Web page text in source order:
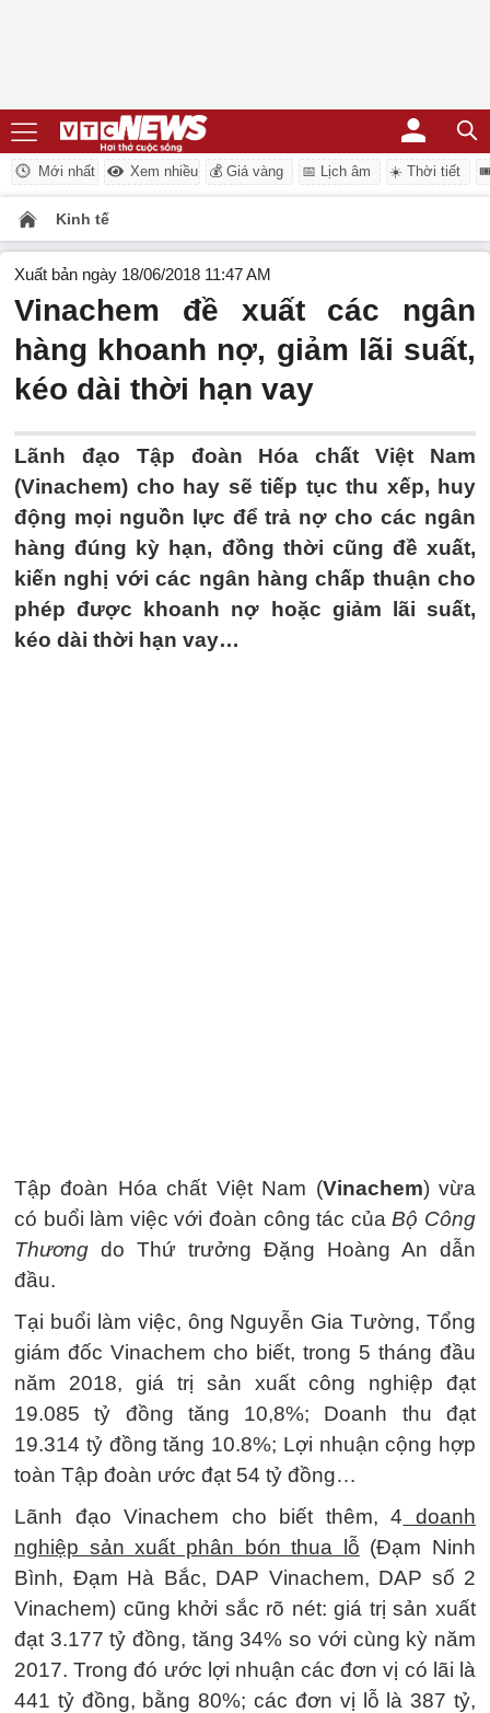
Mới nhất Xem nhiều 💰 Giá vàng 📅 Lịch âm ☀️ Thời tiết
Kinh tế
Xuất bản ngày 18/06/2018 11:47 AM
Vinachem đề xuất các ngân
hàng khoanh nợ, giảm lãi suất,
kéo dài thời hạn vay
Lãnh đạo Tập đoàn Hóa chất Việt Nam
(Vinachem) cho hay sẽ tiếp tục thu xếp, huy
động mọi nguồn lực để trả nợ cho các ngân
hàng đúng kỳ hạn, đồng thời cũng đề xuất,
kiến nghị với các ngân hàng chấp thuận cho
phép được khoanh nợ hoặc giảm lãi suất,
kéo dài thời hạn vay…
Tập đoàn Hóa chất Việt Nam (Vinachem) vừa
có buổi làm việc với đoàn công tác củaBộ Công
Thương do Thứ trưởng Đặng Hoàng An dẫn
đầu.
Tại buổi làm việc, ông Nguyễn Gia Tường, Tổng
giám đốc Vinachem cho biết, trong 5 tháng đầu
năm 2018, giá trị sản xuất công nghiệp đạt
19.085 tỷ đồng tăng 10,8%; Doanh thu đạt
19.314 tỷ đồng tăng 10.8%; Lợi nhuận cộng hợp
toàn Tập đoàn ước đạt 54 tỷ đồng…
Lãnh đạo Vinachem cho biết thêm, 4 doanh
nghiệp sản xuất phân bón thua lỗ (Đạm Ninh
Bình, Đạm Hà Bắc, DAP Vinachem, DAP số 2
Vinachem) cũng khởi sắc rõ nét: giá trị sản xuất
đạt 3.177 tỷ đồng, tăng 34% so với cùng kỳ năm
2017. Trong đó ước lợi nhuận các đơn vị có lãi là
441 tỷ đồng, bằng 80%; các đơn vị lỗ là 387 tỷ,